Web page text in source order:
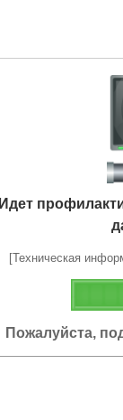
Идет
[Техническая
Пожалуйста,